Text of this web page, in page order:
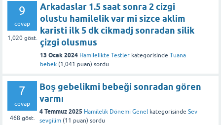
9
cevap
1,020 göst.
Arkadaslar 1.5 saat sonra 2 cizgi
olustu hamilelik var mi sizce aklim
karisti ilk 5 dk cikmadj sonradan silik
çizgi olusmus
13 Ocak 2024 Hamilelikte Testler kategorisinde Tuana
bebek (1,041 puan) sordu
7
cevap
468 göst.
Boş gebelikmi bebeği sonradan gören
varmı
4 Temmuz 2025 Hamilelik Dönemi Genel kategorisinde Sev
sevgilim (11 puan) sordu